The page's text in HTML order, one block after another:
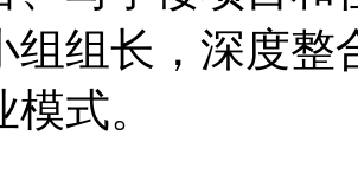
组组长，深度整
式。